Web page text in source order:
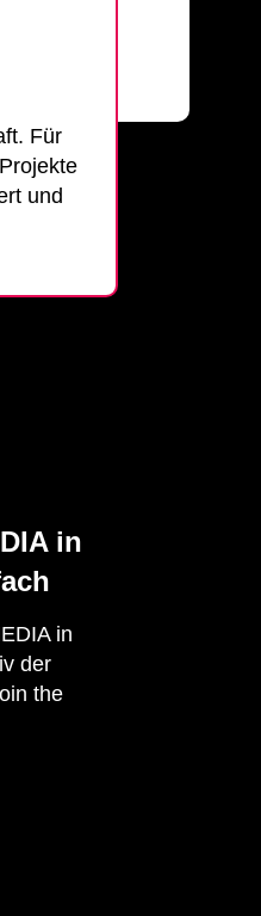
Für
und
in
in
der
the